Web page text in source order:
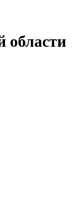
области